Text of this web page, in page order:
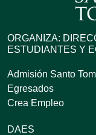
ORGANIZA:
ESTUDIANTES Y
Admisión Santo
Egresados
Crea Empleo
DAES